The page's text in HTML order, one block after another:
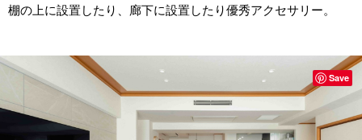
棚の上に設置したり、廊下に設置したり優秀アクセサリー。
Save